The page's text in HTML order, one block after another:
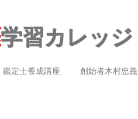
学習カレッジ
鑑定士養成講座 創始者木村忠義